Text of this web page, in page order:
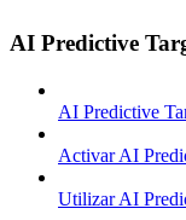
AI Predictive
AI Predictive
Activar AI
Utilizar AI